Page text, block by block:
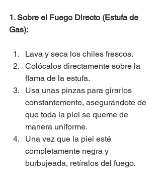
1. Sobre el Fuego Directo (Estufa de
Gas):
Lava y seca los chiles frescos.
Colócalos directamente sobre la
flama de la estufa.
Usa unas pinzas para girarlos
constantemente, asegurándote de
que toda la piel se queme de
manera uniforme.
Una vez que la piel esté
completamente negra y
burbujeada, retíralos del fuego.